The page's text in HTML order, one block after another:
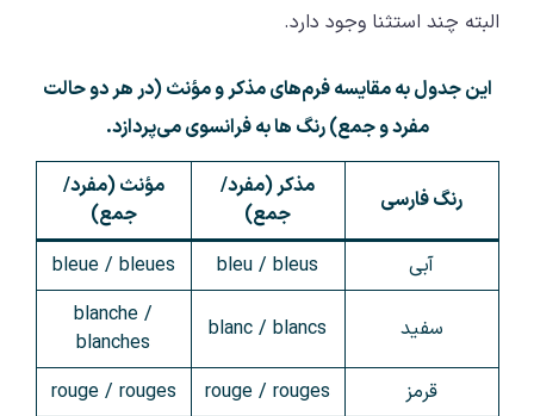
البته چند استثنا وجود دارد.
این جدول به مقایسه فرم‌های مذکر و مؤنث (در هر دو حالت
مفرد و جمع) رنگ ها به فرانسوی می‌پردازد.
رنگ فارسی
مذکر (مفرد/
جمع)
مؤنث (مفرد/
جمع)
آبی
bleu / bleus
bleue / bleues
سفید blanc / blancs
blanche /
blanches
قرمز
rouge / rouges
rouge / rouges